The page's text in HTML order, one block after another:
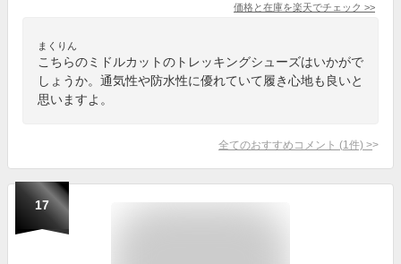
価格と在庫を楽天でチェック >>
まくりん
こちらのミドルカットのトレッキングシューズはいかがで
しょうか。通気性や防水性に優れていて履き心地も良いと
思いますよ。
全てのおすすめコメント (1 件) >
17